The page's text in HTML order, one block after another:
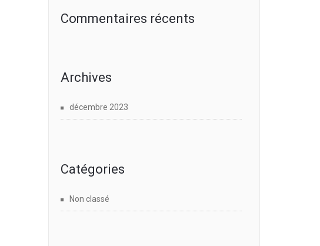
Commentaires récents
Archives
décembre 2023
Catégories
Non classé